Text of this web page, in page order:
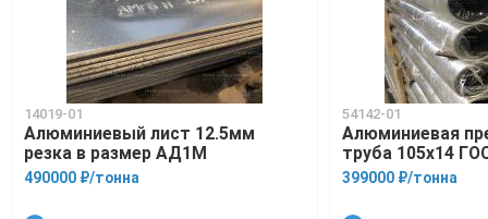
14019-01
Алюминиевый лист 12.5мм
резка в размер АД1М
490000 ₽/тонна
54142-01
Алюминиевая
труба 105х14
399000 ₽/тонна